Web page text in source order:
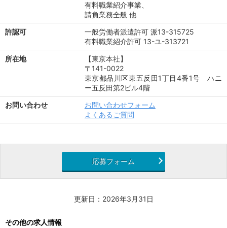
有料職業紹介事業、
請負業務全般 他
許認可
一般労働者派遣許可 派13-315725
有料職業紹介許可 13-ユ-313721
所在地
【東京本社】
〒141-0022
東京都品川区東五反田1丁目4番1号 ハニ
ー五反田第2ビル4階
お問い合わせ
お問い合わせフォーム
よくあるご質問
応募フォーム
更新日：2026年3月31日
その他の求人情報